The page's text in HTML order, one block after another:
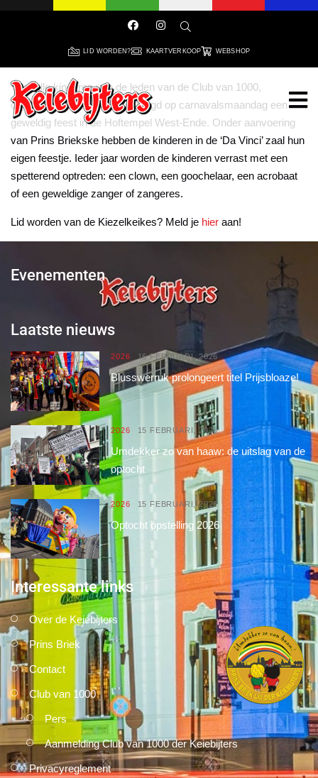
LID WORDEN? KAARTVERKOOP WEBSHOP
Voor alle kinderen van de leden van de Club van 1000,
organiseert de commissie Jeugd op carnavalsmaandag een
geweldig feest in de Hoftempel West-Ende. Onder aanvoering
van Prins Briekske hebben de kinderen in de ‘Da Vinci’ zaal hun
eigen feestje. Ieder jaar worden de kinderen verrast met een
spetterend optreden: een clown, een goochelaar, een acrobaat
of een geweldige zanger of zangeres.
Lid worden van de Kiezelkeikes? Meld je hier aan!
Evenementen
Laatste nieuws
2026 16 FEBRUARI, 2026
Blusswerruk prolongeert titel Prijsbloaze!
2026 15 FEBRUARI, 2026
Umdekker zo van haaw: de uitslag van de
optocht
2026 15 FEBRUARI, 2026
Optocht opstelling 2026
Interessante links
Over de Keiebijters
Prins Briek
Contact
Club van 1000
Pers
Aanmelding Club van 1000 der Keiebijters
Privacyreglement